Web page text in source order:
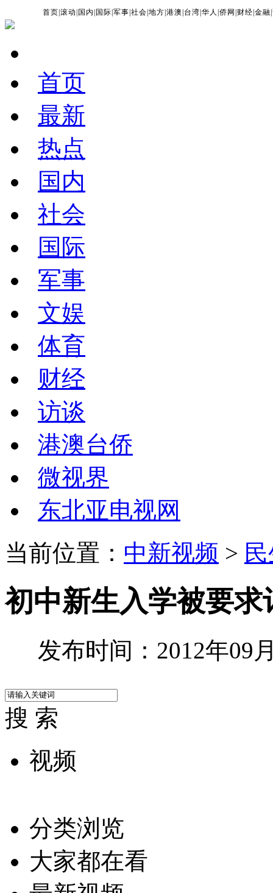
首页 |滚动 国内 国际 |军事 |社会 |地方 |港澳 台湾 |华人 |侨网 财经 |金融 |
首页
最新
热点
国内
社会
国际
军事
文娱
体育
财经
访谈
港澳台侨
微视界
东北亚电视网
当前位置： 中新视频 >
初中新生入学被要求
发布时间：2012年09
搜 索
视频
分类浏览
大家都在看